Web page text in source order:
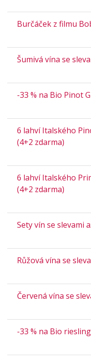
Burčáček z filmu
Šumivá vína se
-33 % na Bio Pinot
6 lahví Italského
(4+2 zdarma)
6 lahví Italského
(4+2 zdarma)
Sety vín se slevami
Růžová vína se
Červená vína se
-33 % na Bio